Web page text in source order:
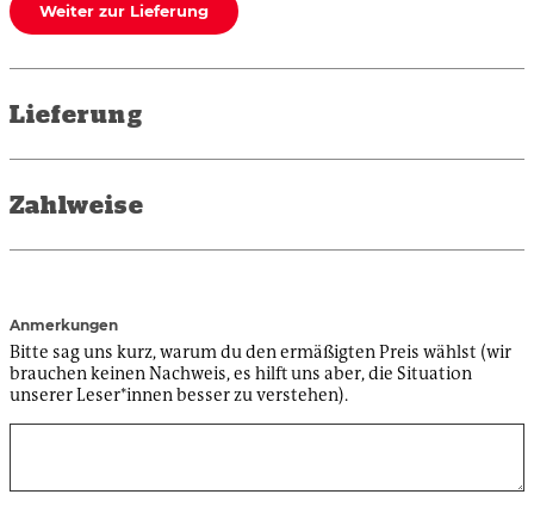
Weiter zur Lieferung
Lieferung
Zahlweise
Anmerkungen
Bitte sag uns kurz, warum du den ermäßigten Preis wählst (wir
brauchen keinen Nachweis, es hilft uns aber, die Situation
unserer Leser*innen besser zu verstehen).